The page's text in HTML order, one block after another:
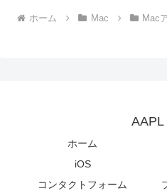
ホーム Mac Mac
AAPL
ホーム
iOS
コンタクトフォーム